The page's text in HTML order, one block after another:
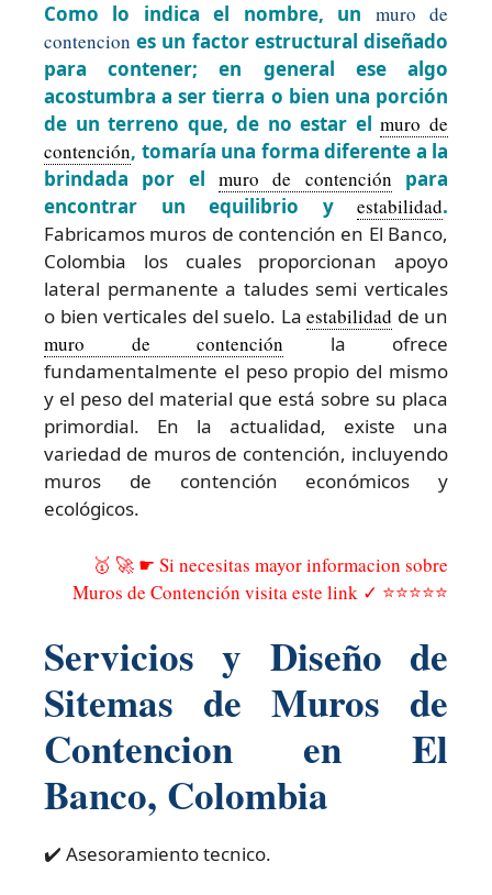
Como lo indica el nombre, un muro de
contencion es un factor estructural diseñado
para contener; en general ese algo
acostumbra a ser tierra o bien una porción
de un terreno que, de no estar elmuro de
contención, tomaría una forma diferente a la
brindada por el muro de contención para
encontrar un equilibrio y estabilidad.
Fabricamos muros de contención en El Banco,
Colombia los cuales proporcionan apoyo
lateral permanente a taludes semi verticales
o bien verticales del suelo. La estabilidad de un
muro de contención la ofrece
fundamentalmente el peso propio del mismo
y el peso del material que está sobre su placa
primordial. En la actualidad, existe una
variedad de muros de contención, incluyendo
muros de contención económicos y
ecológicos.
🥇 🚀 ☛ Si necesitas mayor informacion sobre
Muros de Contención visita este link ✓ ⭐⭐⭐⭐⭐
Servicios y Diseño de
Sitemas de Muros de
Contencion en El
Banco, Colombia
✔️ Asesoramiento tecnico.